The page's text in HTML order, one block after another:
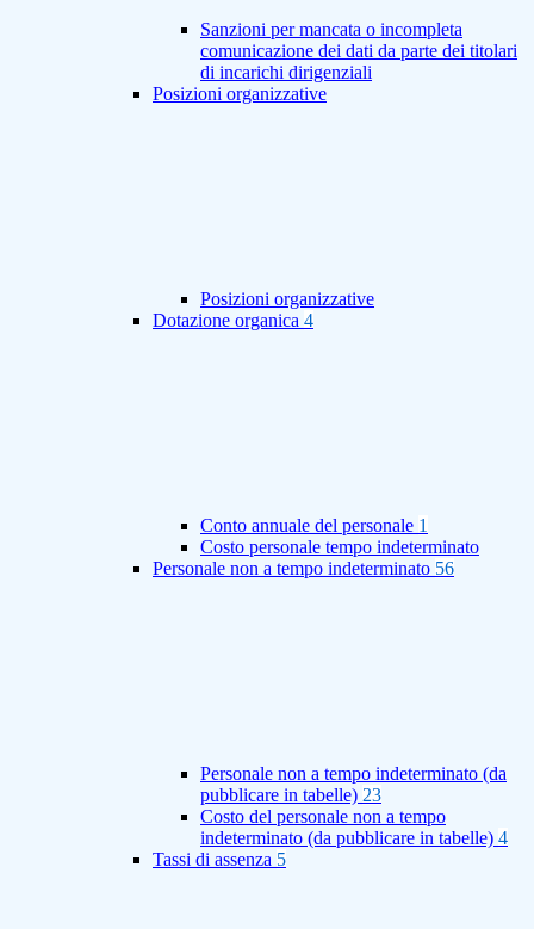
Sanzioni per mancata o incompleta
comunicazione dei dati da parte dei titolari
di incarichi dirigenziali
Posizioni organizzative
Posizioni organizzative
Dotazione organica 4
Conto annuale del personale 1
Costo personale tempo indeterminato
Personale non a tempo indeterminato 56
Personale non a tempo indeterminato (da
pubblicare in tabelle) 23
Costo del personale non a tempo
indeterminato (da pubblicare in tabelle) 4
Tassi di assenza 5